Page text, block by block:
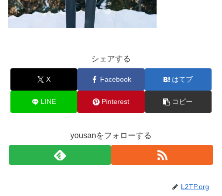
シェアする
X Facebook はてブ
LINE Pinterest コピー
yousanをフォローする
L2TP.org